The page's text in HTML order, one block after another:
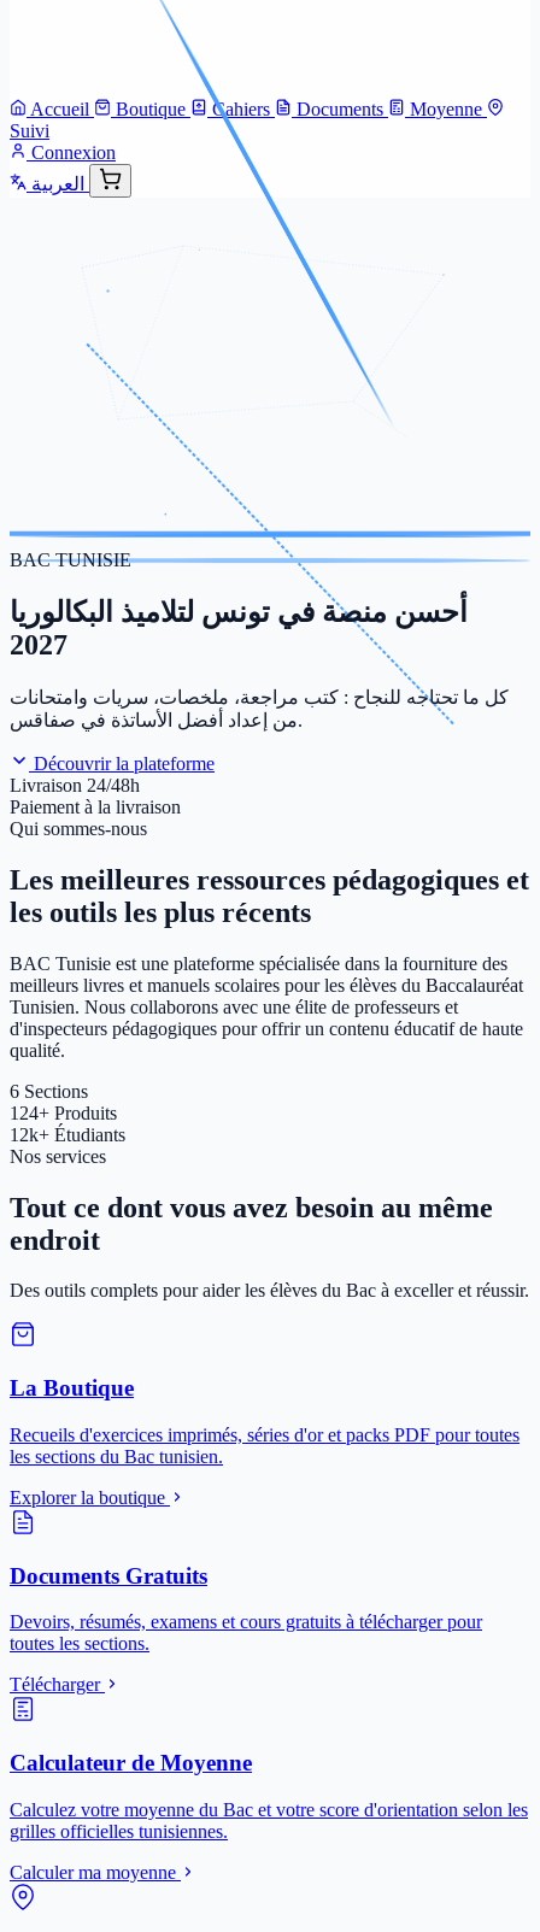
Accueil Boutique Cahiers Documents
Moyenne
Suivi
Connexion
العربية
BAC TUNISIE
أحسن منصة في تونس لتلاميذ البكالوريا
2027
كل ما تحتاجه للنجاح : كتب مراجعة، ملخصات، سريات وامتحانات
من إعداد أفضل الأساتذة في صفاقس.
Découvrir la plateforme
Livraison 24/48h
Paiement à la livraison
Qui sommes-nous
Les meilleures ressources pédagogiques et
les outils les plus récents
BAC Tunisie est une plateforme spécialisée dans la fourniture des
meilleurs livres et manuels scolaires pour les élèves du Baccalauréat
Tunisien. Nous collaborons avec une élite de professeurs et
d'inspecteurs pédagogiques pour offrir un contenu éducatif de haute
qualité.
6 Sections
124+ Produits
12k+ Étudiants
Nos services
Tout ce dont vous avez besoin au même
endroit
Des outils complets pour aider les élèves du Bac à exceller et réussir.
La Boutique
Recueils d'exercices imprimés, séries d'or et packs PDF pour toutes
les sections du Bac tunisien.
Explorer la boutique
Documents Gratuits
Devoirs, résumés, examens et cours gratuits à télécharger pour
toutes les sections.
Télécharger
Calculateur de Moyenne
Calculez votre moyenne du Bac et votre score d'orientation selon les
grilles officielles tunisiennes.
Calculer ma moyenne